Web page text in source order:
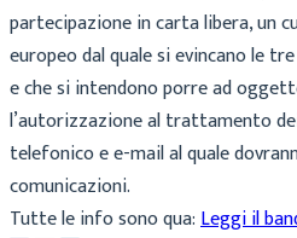
partecipazione in carta libera, un
europeo dal quale si evincano le
e che si intendono porre ad
l’autorizzazione al trattamento
telefonico e e-mail al quale
comunicazioni.
Tutte le info sono qua:Leggi il